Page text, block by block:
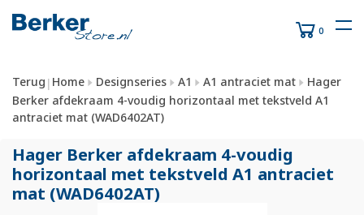
0
Terug | Home Designseries A1 A1 antraciet mat
Hager
Berker afdekraam 4-voudig horizontaal met tekstveld A1
antraciet mat (WAD6402AT)
Hager Berker afdekraam 4-voudig
horizontaal met tekstveld A1 antraciet
mat (WAD6402AT)